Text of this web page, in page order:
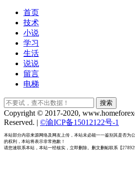
首页
技术
小说
学习
生活
说说
留言
电梯
搜索
Copyright © 2017-2020,
Reserved. | ©渝ICP备15012122号-1
本站部分内容来源网络及网友上传，本站未必能一一鉴别其是否为
的权利，本站将表示非常抱歉！
请您速联系本站，本站一经核实，立即删除。删文删帖联系【